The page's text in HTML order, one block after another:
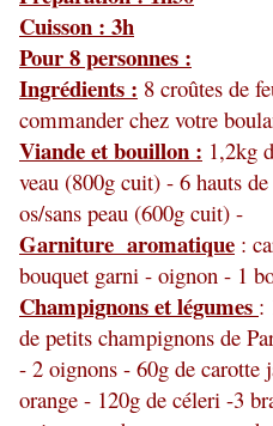
Cuisson : 3h
Pour 8 personnes :
Ingrédients : 8 croûtes de
commander chez votre
Viande et bouillon : 1,2kg
veau (800g cuit) - 6 hauts
os/sans peau (600g cuit) -
Garniture aromatique :
bouquet garni - oignon - 1
Champignons et légumes :
de petits champignons de
- 2 oignons - 60g de carotte
orange - 120g de céleri -3